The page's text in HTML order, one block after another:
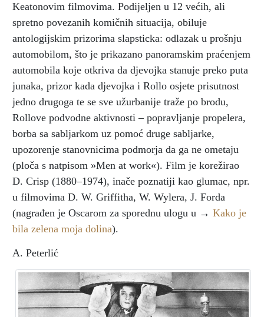
Keatonovim filmovima. Podijeljen u 12 većih, ali
spretno povezanih komičnih situacija, obiluje
antologijskim prizorima slapsticka: odlazak u prošnju
automobilom, što je prikazano panoramskim praćenjem
automobila koje otkriva da djevojka stanuje preko puta
junaka, prizor kada djevojka i Rollo osjete prisutnost
jedno drugoga te se sve užurbanije traže po brodu,
Rollove podvodne aktivnosti – popravljanje propelera,
borba sa sabljarkom uz pomoć druge sabljarke,
upozorenje stanovnicima podmorja da ga ne ometaju
(ploča s natpisom »Men at work«). Film je korežirao
D. Crisp (1880–1974), inače poznatiji kao glumac, npr.
u filmovima D. W. Griffitha, W. Wylera, J. Forda
(nagrađen je Oscarom za sporednu ulogu u → Kako je
bila zelena moja dolina).
A. Peterlić